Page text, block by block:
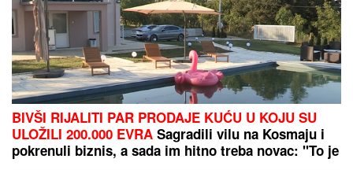
BIVŠI RIJALITI PAR PRODAJE KUĆU U KOJU SU
ULOŽILI 200.000 EVRA Sagradili vilu na Kosmaju i
pokrenuli biznis, a sada im hitno treba novac: "To je